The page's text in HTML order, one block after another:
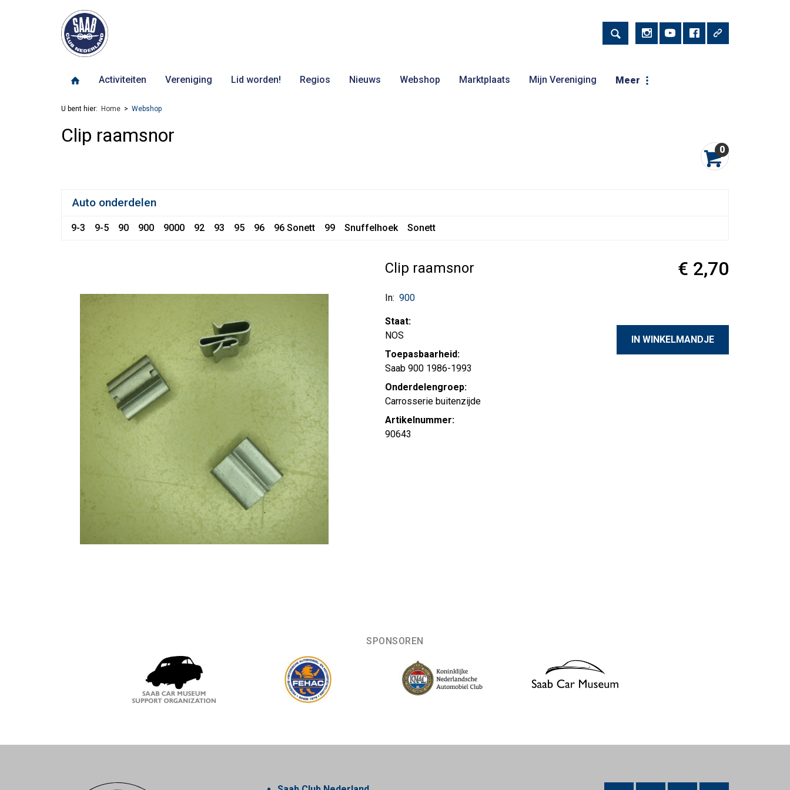
Activiteiten Vereniging Lid worden! Regios Nieuws Webshop Marktplaats Mijn Vereniging Meer
U bent hier: Home Webshop
Clip raamsnor
0
Auto onderdelen
9-3 9-5 90 900 9000 92 93 95 96 96 Sonett 99 Snuffelhoek Sonett
Clip raamsnor
In: 900
Staat:
NOS
Toepasbaarheid:
Saab 900 1986-1993
Onderdelengroep:
Carrosserie buitenzijde
Artikelnummer:
90643
€ 2,70
SPONSOREN